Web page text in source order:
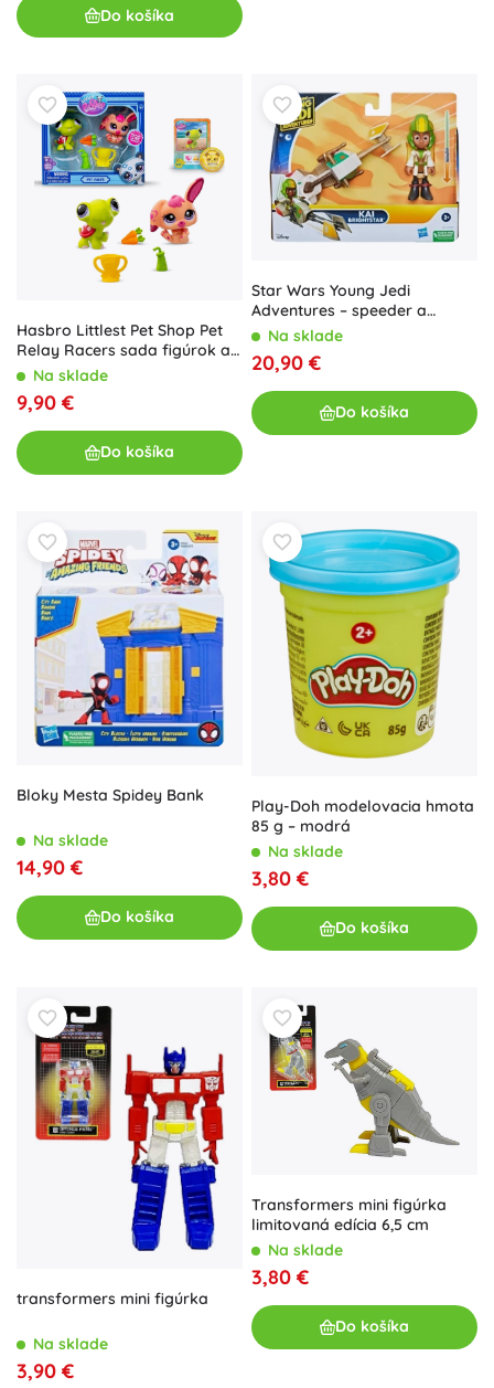
Do košíka
Hasbro Littlest Pet Shop Pet
Relay Racers sada figúrok a
doplnkov
Na sklade
9,90 €
Do košíka
Star Wars Young Jedi
Adventures – speeder a
figúrka Kai Brightstar
Na sklade
20,90 €
Do košíka
Bloky Mesta Spidey Bank
Na sklade
14,90 €
Do košíka
Play-Doh modelovacia hmota
85 g – modrá
Na sklade
3,80 €
Do košíka
transformers mini figúrka
Na sklade
3,90 €
Transformers mini figúrka
limitovaná edícia 6,5 cm
Na sklade
3,80 €
Do košíka